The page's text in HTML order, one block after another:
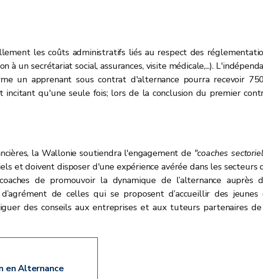
les coûts administratifs liés au respect des
à un secrétariat social, assurances, visite médicale,...).
un apprenant sous contrat d'alternance pourra recevoir
incitant qu'une seule fois; lors de la conclusion du premier
la Wallonie soutiendra l'engagement de "coaches
et doivent disposer d'une expérience avérée dans les secteurs
de promouvoir la dynamique de l’alternance auprès
de celles qui se proposent d’accueillir des jeunes
des conseils aux entreprises et aux tuteurs partenaires
en Alternance